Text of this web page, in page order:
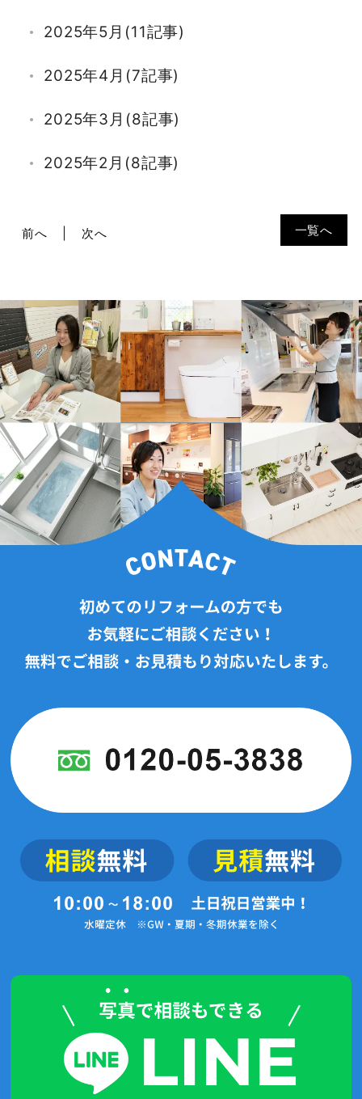
2025年5月(11記事)
2025年4月(7記事)
2025年3月(8記事)
2025年2月(8記事)
2024年10月(14記事)
2024年9月(9記事)
2024年8月(7記事)
2024年7月(6記事)
2024年6月(11記事)
2024年5月(13記事)
2024年4月(17記事)
2024年3月(12記事)
2023年12月(2記事)
2023年11月(2記事)
2023年10月(4記事)
2023年9月(5記事)
2022年6月(1記事)
2021年11月(4記事)
2021年7月(4記事)
一覧へ
前へ 次へ